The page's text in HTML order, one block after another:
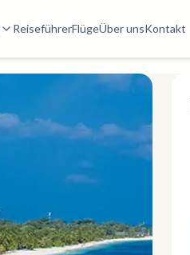
ReiseführerFlügeÜber unsKontakt